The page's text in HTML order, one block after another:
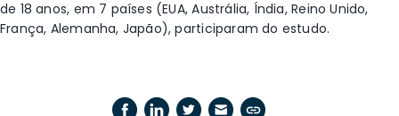
de 18 anos, em 7 países (EUA, Austrália, Índia, Reino Unido,
França, Alemanha, Japão), participaram do estudo.